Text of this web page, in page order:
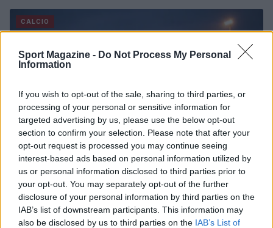
Sport Magazine - Do Not Process My Personal
Information
If you wish to opt-out of the sale, sharing to third parties, or
processing of your personal or sensitive information for
targeted advertising by us, please use the below opt-out
section to confirm your selection. Please note that after your
opt-out request is processed you may continue seeing
interest-based ads based on personal information utilized by
us or personal information disclosed to third parties prior to
your opt-out. You may separately opt-out of the further
disclosure of your personal information by third parties on the
IAB’s list of downstream participants. This information may
also be disclosed by us to third parties on the IAB’s List of
CALCIO
Tornei sportivi per giovani a Volpago: date, iscrizioni
e premi
Ilaria Mauri · 9 Ago 2026